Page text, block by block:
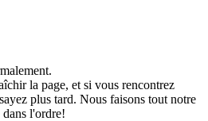
la page, et si vous rencontrez
plus tard. Nous faisons tout notre
l'ordre!